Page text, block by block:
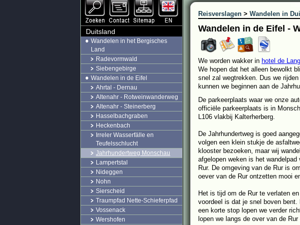
Reisverslagen > Wandelen in
Wandelen in de Eifel -
We worden wakker in hotel de
We hopen dat het alleen bewolkt
snel zal wegtrekken. Dus we
kunnen we beginnen aan de
De parkeerplaats waar we onze
officiële parkeerplaats is in
L106 vlakbij Kalterherberg.
De Jahrhundertweg is goed
volgen een klein stukje de
klooster bezoeken, maar wij
afgelopen weken is het
Rur. De omgeving van de Rur is
oever van de Rur ontzetten mooi
Het is tijd om de Rur te verlaten
voordeel is dat je snel boven
een korte stop lopen we verder
lopen we langs de over van de
Duitsland
Wandelen in het Bergisches
Land
Radevormwald
Siebengebirge
Wandelen in de Eifel
Ahrtal - Dernau
Altenahr - Rotweinwanderweg
Altenahr - Steinerberg
Hasselbachgraben
Heckenbach
Irreler Wasserfälle en
Teufelsschlucht
Jahrhundertweg Monschau
Lampertstal
Nideggen
Nohn
Sierscheid
Traumpfad Nette-Schieferpfad
Vossenack
Wershofen